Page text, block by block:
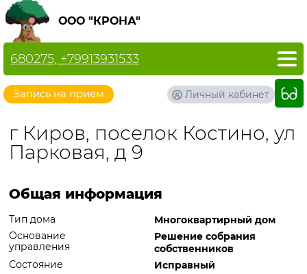
ООО "КРОНА"
Запись на прием
680275, +79913931533
Личный кабинет
г Киров, поселок Костино, ул
Парковая, д 9
Общая информация
Тип дома
Многоквартирный дом
Основание
управления
Решение собрания
собственников
Состояние
Исправный